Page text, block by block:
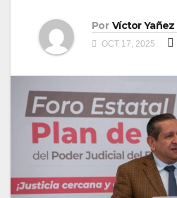
Por Víctor Yañez
OCT 17, 2025